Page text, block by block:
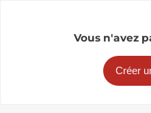
Vous n'avez
Créer